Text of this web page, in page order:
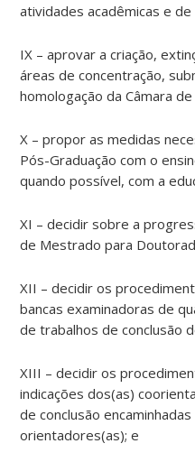
atividades acadêmicas e
IX – aprovar a criação,
áreas de concentração,
homologação da Câmara
X – propor as medidas
Pós-Graduação com o
quando possível, com a
XI – decidir sobre a
de Mestrado para
XII – decidir os
bancas examinadoras de
de trabalhos de conclusão
XIII – decidir os
indicações dos(as)
de conclusão
orientadores(as); e